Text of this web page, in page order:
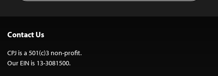
Contact Us
CPJ is a 501(c)3 non-profit.
Our EIN is 13-3081500.